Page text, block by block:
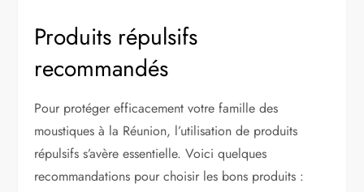
Produits répulsifs
recommandés
Pour protéger efficacement votre famille des
moustiques à la Réunion, l’utilisation de produits
répulsifs s’avère essentielle. Voici quelques
recommandations pour choisir les bons produits :